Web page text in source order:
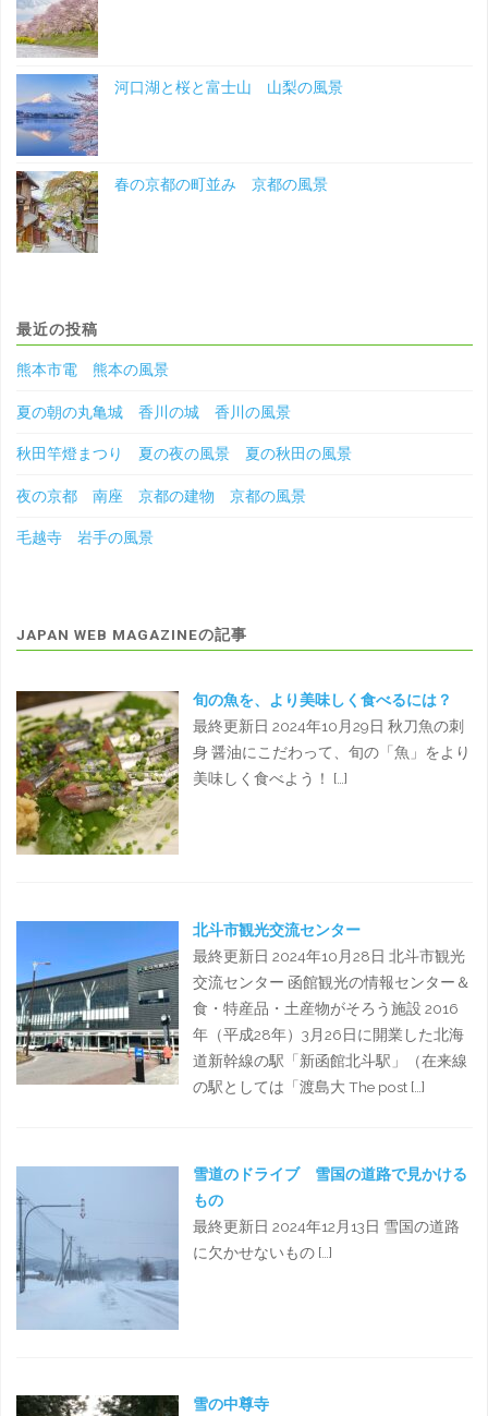
河口湖と桜と富士山 山梨の風景
春の京都の町並み 京都の風景
最近の投稿
熊本市電 熊本の風景
夏の朝の丸亀城 香川の城 香川の風景
秋田竿燈まつり 夏の夜の風景 夏の秋田の風景
夜の京都 南座 京都の建物 京都の風景
毛越寺 岩手の風景
JAPAN WEB MAGAZINEの記事
旬の魚を、より美味しく食べるには？
最終更新日 2024年10月29日 秋刀魚の刺
身 醤油にこだわって、旬の「魚」をより
美味しく食べよう！ […]
北斗市観光交流センター
最終更新日 2024年10月28日 北斗市観光
交流センター 函館観光の情報センター＆
食・特産品・土産物がそろう施設 2016
年（平成28年）3月26日に開業した北海
道新幹線の駅「新函館北斗駅」（在来線
の駅としては「渡島大 The post […]
雪道のドライブ 雪国の道路で見かける
もの
最終更新日 2024年12月13日 雪国の道路
に欠かせないもの […]
雪の中尊寺